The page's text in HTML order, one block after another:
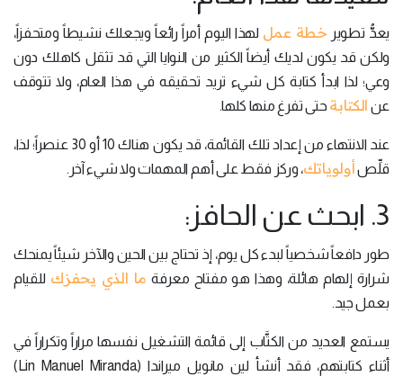
يعدُّ تطوير خطة عمل لهذا اليوم أمراً رائعاً ويجعلك نشيطاً ومتحفزاً،
ولكن قد يكون لديك أيضاً الكثير من النوايا التي قد تثقل كاهلك دون
وعي؛ لذا ابدأ كتابة كل شيء تريد تحقيقه في هذا العام، ولا تتوقف
عن الكتابة حتى تفرغ منها كلها.
عند الانتهاء من إعداد تلك القائمة، قد يكون هناك 10 أو 30 عنصراً؛ لذا،
قلِّصأولوياتك، وركز فقط على أهم المهمات ولا شيء آخر.
3. ابحث عن الحافز:
طور دافعاً شخصياً لبدء كل يوم، إذ تحتاج بين الحين والآخر شيئاً يمنحك
شرارة إلهام هائلة، وهذا هو مفتاح معرفة ما الذي يحفزك للقيام
بعمل جيد.
يستمع العديد من الكتَّاب إلى قائمة التشغيل نفسها مراراً وتكراراً في
أثناء كتابتهم، فقد أنشأ لين مانويل ميراندا (Lin Manuel Miranda)